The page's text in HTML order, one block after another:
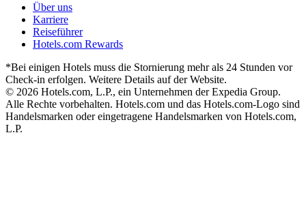
Über uns
Karriere
Reiseführer
Hotels.com Rewards
*Bei einigen Hotels muss die Stornierung mehr als 24 Stunden vor
Check-in erfolgen. Weitere Details auf der Website.
© 2026 Hotels.com, L.P., ein Unternehmen der Expedia Group.
Alle Rechte vorbehalten. Hotels.com und das Hotels.com-Logo sind
Handelsmarken oder eingetragene Handelsmarken von Hotels.com,
L.P.